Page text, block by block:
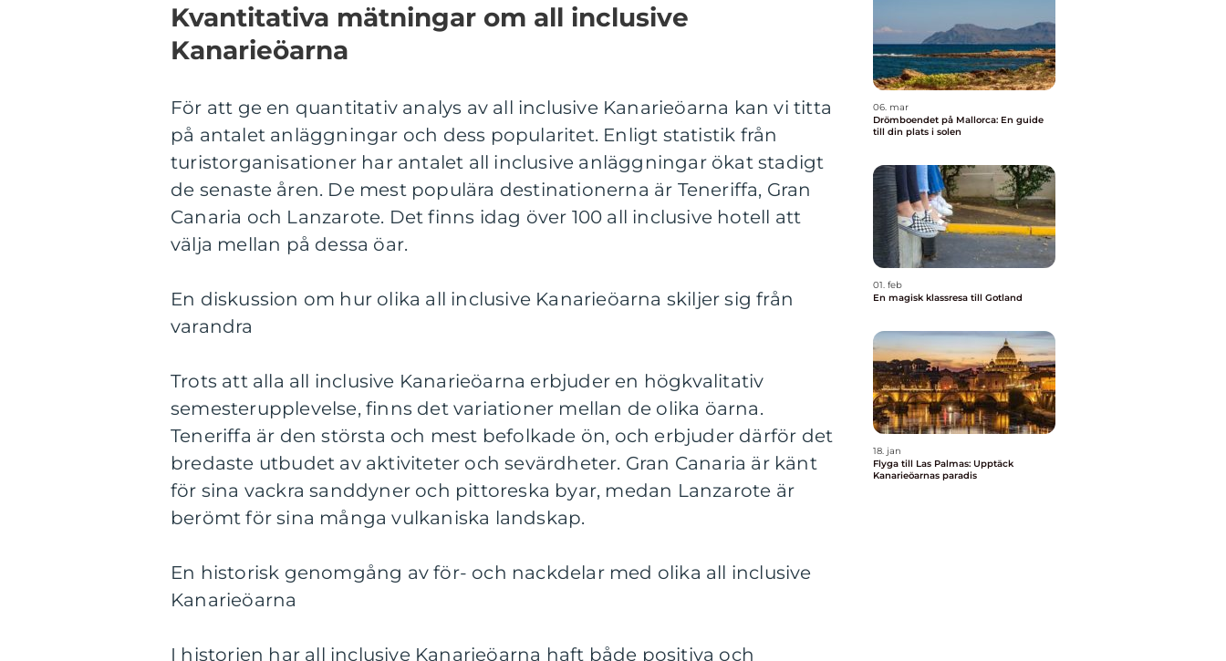
Kvantitativa mätningar om all inclusive
Kanarieöarna
För att ge en quantitativ analys av all inclusive Kanarieöarna kan vi titta
på antalet anläggningar och dess popularitet. Enligt statistik från
turistorganisationer har antalet all inclusive anläggningar ökat stadigt
de senaste åren. De mest populära destinationerna är Teneriffa, Gran
Canaria och Lanzarote. Det finns idag över 100 all inclusive hotell att
välja mellan på dessa öar.
En diskussion om hur olika all inclusive Kanarieöarna skiljer sig från
varandra
Trots att alla all inclusive Kanarieöarna erbjuder en högkvalitativ
semesterupplevelse, finns det variationer mellan de olika öarna.
Teneriffa är den största och mest befolkade ön, och erbjuder därför det
bredaste utbudet av aktiviteter och sevärdheter. Gran Canaria är känt
för sina vackra sanddyner och pittoreska byar, medan Lanzarote är
berömt för sina många vulkaniska landskap.
En historisk genomgång av för- och nackdelar med olika all inclusive
Kanarieöarna
I historien har all inclusive Kanarieöarna haft både positiva och
06. mar
Drömboendet på Mallorca: En guide
till din plats i solen
01. feb
En magisk klassresa till Gotland
18. jan
Flyga till Las Palmas: Upptäck
Kanarieöarnas paradis